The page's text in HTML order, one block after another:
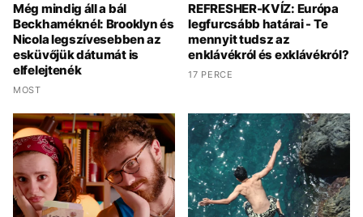
Még mindig áll a bál
Beckhaméknél: Brooklyn és
Nicola legszívesebben az
esküvőjük dátumát is
elfelejtenék
MOST
REFRESHER-KVÍZ: Európa
legfurcsább határai - Te
mennyit tudsz az
enklávékról és exklávékról?
17 PERCE